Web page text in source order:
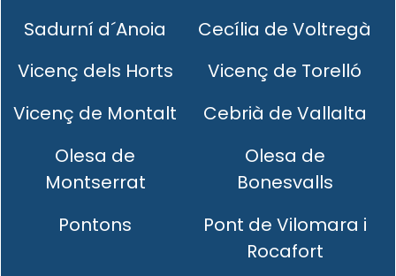
Sadurní d´Anoia
Cecília de Voltregà
Vicenç dels Horts
Vicenç de Torelló
Vicenç de Montalt
Cebrià de Vallalta
Olesa de
Montserrat
Olesa de
Bonesvalls
Pontons
Pont de Vilomara i
Rocafort